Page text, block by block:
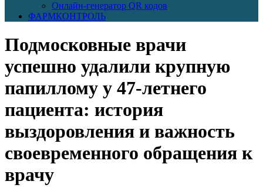
Онлайн-генератор QR кодов
ФАРМКОНТРОЛЬ
Подмосковные врачи
успешно удалили крупную
папиллому у 47-летнего
пациента: история
выздоровления и важность
своевременного обращения к
врачу